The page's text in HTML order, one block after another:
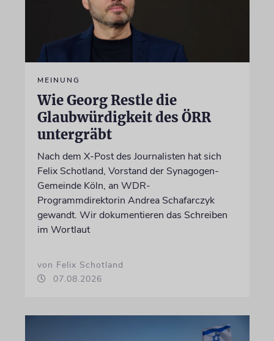
MEINUNG
Wie Georg Restle die
Glaubwürdigkeit des ÖRR
untergräbt
Nach dem X-Post des Journalisten hat sich
Felix Schotland, Vorstand der Synagogen-
Gemeinde Köln, an WDR-
Programmdirektorin Andrea Schafarczyk
gewandt. Wir dokumentieren das Schreiben
im Wortlaut
von Felix Schotland
07.08.2026